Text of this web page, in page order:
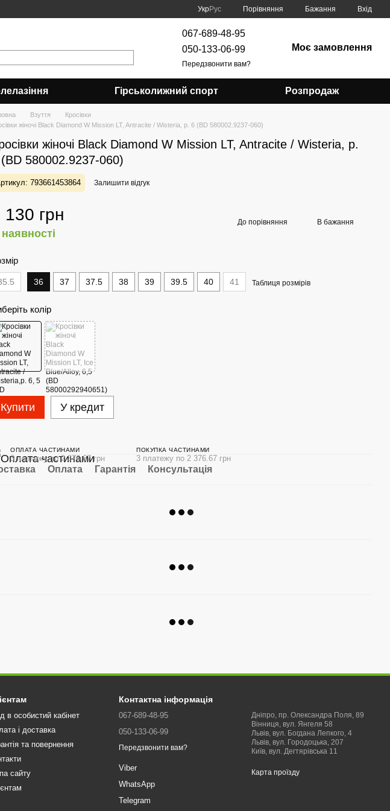
УкрРус Порівняння Бажання Вхід
067-689-48-95
050-133-06-99
Передзвонити вам?
Моє замовлення
Гірськолижний спорт Розпродаж
Взуття
Кросівки
жіночі Black Diamond W Mission LT, Antracite / Wisteria, р. 6 (BD 580002.9237-060)
жіночі Black Diamond W Mission LT, Antracite / Wisteria, р.
580002.9237-060)
793661453864 Залишити відгук
130 грн До порівняння В бажання
36 37 37.5 38 39 39.5 40 41 Таблиця розмірів
колір
Купити У кредит
ОПЛАТА ЧАСТИНАМИ
3 платежу по 2 376.67 грн
ПОКУПКА ЧАСТИНАМИ
3 платежу по 2 376.67 грн
Оплата Гарантія Консультація
в особистий кабінет
і доставка
та повернення
сайту
Контактна інформація
067-689-48-95
050-133-06-99
Передзвонити вам?
Viber
WhatsApp
Telegram
Дніпро, пр. Олександра Поля, 89
Вінниця, вул. Янгеля 58
Львів, вул. Богдана Лепкого, 4
Львів, вул. Городоцька, 207
Київ, вул. Дегтярівська 11
Карта проїзду